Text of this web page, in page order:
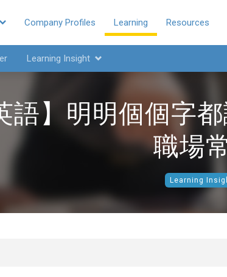
Company Profiles Learning Resources
Learning Insight
語】明明個個字
職場
Learning